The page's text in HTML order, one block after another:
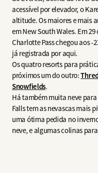
acessível por elevador, o
altitude. Os maiores e mais
em New South Wales. Em
Charlotte Pass chegou aos -
já registrada por aqui.
Os quatro resorts para
próximos um do outro:
Snowfields.
Há também muita neve para
Falls tem as nevascas mais
uma ótima pedida no
neve, e algumas colinas